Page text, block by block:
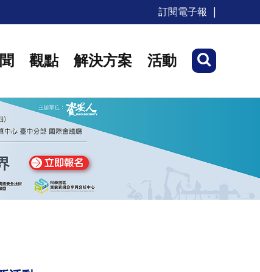
訂閱電子報
觀點 解決方案 活動